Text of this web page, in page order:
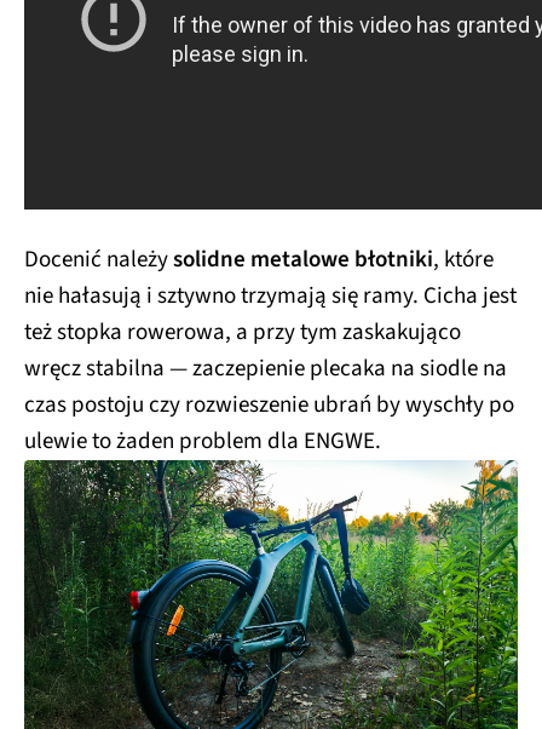
Docenić należysolidne metalowe błotniki, które
nie hałasują i sztywno trzymają się ramy. Cicha jest
też stopka rowerowa, a przy tym zaskakująco
wręcz stabilna — zaczepienie plecaka na siodle na
czas postoju czy rozwieszenie ubrań by wyschły po
ulewie to żaden problem dla ENGWE.